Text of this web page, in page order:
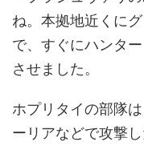
ね。本拠地近くに
で、すぐにハンタ
させました。
ホプリタイの部隊
ーリアなどで攻撃し